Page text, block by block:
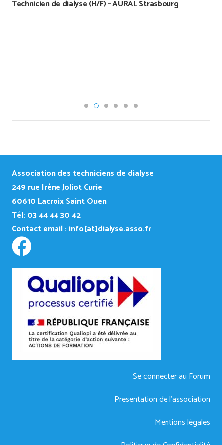
Association des techniciens de dialyse
249 rue Irène Joliot Curie
60610 Lacroix Saint Ouen
Tél: 03 44 44 30 42
Contact email : info[at]dialyse.asso.fr
Se connecter au Forum
Presentation de l’association
Mentions légales